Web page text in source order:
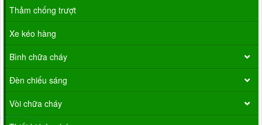
Thảm chống trượt
Xe kéo hàng
Bình chữa cháy
Đèn chiếu sáng
Vòi chữa cháy